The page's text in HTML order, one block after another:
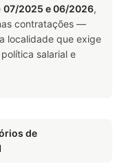
07/2025 e 06/2026,
contratações —
localidade que exige
salarial e
de